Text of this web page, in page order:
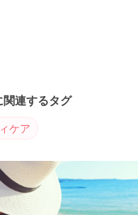
関連するタグ
ケア